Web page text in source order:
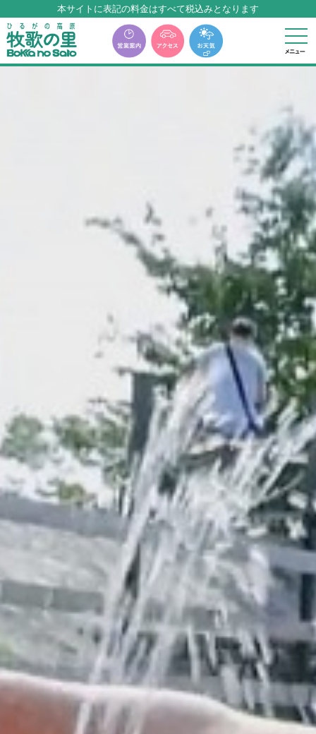
牧歌の里温泉『牧華』は12月中旬まで休館いたします。
本サイトに表記の料金はすべて税込みとなります
牧歌の里温泉『牧華』は12月中旬まで休館いたします。